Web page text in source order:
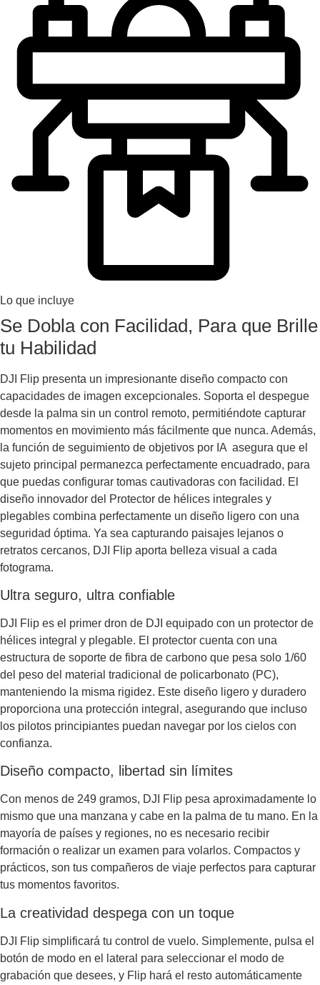
Lo que incluye
Se Dobla con Facilidad, Para que Brille
tu Habilidad
DJI Flip presenta un impresionante diseño compacto con
capacidades de imagen excepcionales. Soporta el despegue
desde la palma sin un control remoto, permitiéndote capturar
momentos en movimiento más fácilmente que nunca. Además,
la función de seguimiento de objetivos por IA asegura que el
sujeto principal permanezca perfectamente encuadrado, para
que puedas configurar tomas cautivadoras con facilidad. El
diseño innovador del Protector de hélices integrales y
plegables combina perfectamente un diseño ligero con una
seguridad óptima. Ya sea capturando paisajes lejanos o
retratos cercanos, DJI Flip aporta belleza visual a cada
fotograma.
Ultra seguro, ultra confiable
DJI Flip es el primer dron de DJI equipado con un protector de
hélices integral y plegable. El protector cuenta con una
estructura de soporte de fibra de carbono que pesa solo 1/60
del peso del material tradicional de policarbonato (PC),
manteniendo la misma rigidez. Este diseño ligero y duradero
proporciona una protección integral, asegurando que incluso
los pilotos principiantes puedan navegar por los cielos con
confianza.
Diseño compacto, libertad sin límites
Con menos de 249 gramos, DJI Flip pesa aproximadamente lo
mismo que una manzana y cabe en la palma de tu mano. En la
mayoría de países y regiones, no es necesario recibir
formación o realizar un examen para volarlos. Compactos y
prácticos, son tus compañeros de viaje perfectos para capturar
tus momentos favoritos.
La creatividad despega con un toque
DJI Flip simplificará tu control de vuelo. Simplemente, pulsa el
botón de modo en el lateral para seleccionar el modo de
grabación que desees, y Flip hará el resto automáticamente